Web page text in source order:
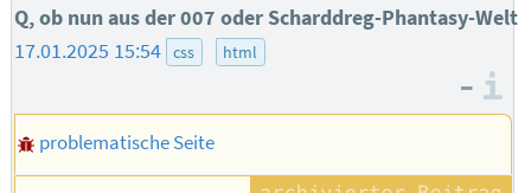
Q, ob nun aus der 007 oder Scharddreg-Phantasy-Welt
17.01.2025 15:54 css html
–
problematische Seite